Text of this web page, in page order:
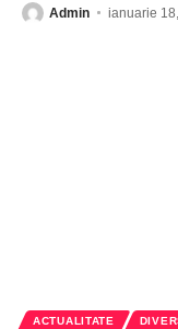
Admin ianuarie
ACTUALITATE